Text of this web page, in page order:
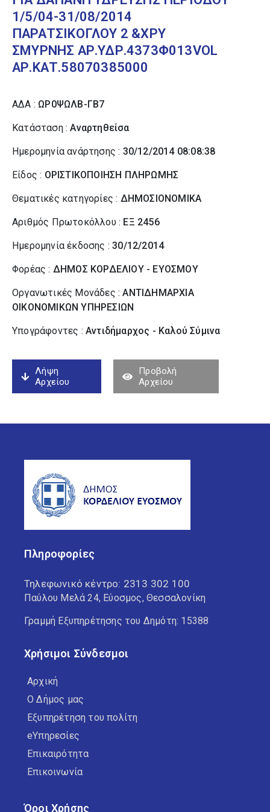
1/5/04-31/08/2014
ΠΑΡΑΤΣΙΚΟΓΛΟΥ 2 &ΧΡΥ
ΣΜΥΡΝΗΣ ΑΡ.ΥΔΡ.4373Φ013VOL
ΑΡ.ΚΑΤ.58070385000
ΑΔΑ : ΩΡ0ΨΩΛΒ-ΓΒ7
Κατάσταση :Αναρτηθείσα
Ημερομηνία ανάρτησης : 30/12/2014 08:08:38
Είδος : ΟΡΙΣΤΙΚΟΠΟΙΗΣΗ ΠΛΗΡΩΜΗΣ
Θεματικές κατηγορίες : ΔΗΜΟΣΙΟΝΟΜΙΚΑ
Αριθμός Πρωτοκόλλου : ΕΞ 2456
Ημερομηνία έκδοσης :30/12/2014
Φορέας : ΔΗΜΟΣ ΚΟΡΔΕΛΙΟΥ - ΕΥΟΣΜΟΥ
Οργανωτικές Μονάδες :ΑΝΤΙΔΗΜΑΡΧΙΑ
ΟΙΚΟΝΟΜΙΚΩΝ ΥΠΗΡΕΣΙΩΝ
Υπογράφοντες : Αντιδήμαρχος - Καλού Σύµινα
Λήψη
Αρχείου
Προβολή
Αρχείου
Πληροφορίες
Τηλεφωνικό κέντρο: 2313 302 100
Παύλου Μελά 24, Εύοσμος, Θεσσαλονίκη
Γραμμή Εξυπηρέτησης του Δημότη: 15388
Χρήσιμοι Σύνδεσμοι
Αρχική
Ο Δήμος μας
Εξυπηρέτηση του πολίτη
eΥπηρεσίες
Επικαιρότητα
Επικοινωνία
Όροι Χρήσης